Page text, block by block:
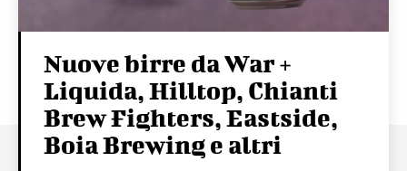
Nuove birre da War +
Liquida, Hilltop, Chianti
Brew Fighters, Eastside,
Boia Brewing e altri